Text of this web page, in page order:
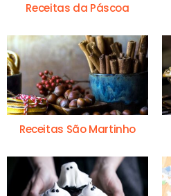
Receitas da Páscoa
Receitas São Martinho